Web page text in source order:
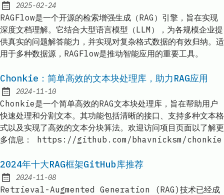
Published:
2025-02-24
RAGFlow是一个开源的检索增强生成（RAG）引擎，旨在实现
深度文档理解。它结合大型语言模型（LLM），为各规模企业提
供真实的问题解答能力，并实现对复杂格式数据的有效归纳。适
用于多种数据源，RAGFlow是推动智能应用的重要工具。
Chonkie：简单高效的文本块处理库，助力RAG应用
Published:
2024-11-10
Chonkie是一个简单高效的RAG文本块处理库，旨在帮助用户
快速处理和分割文本。其功能包括清晰的接口、支持多种文本格
式以及实现了高效的文本分块算法。欢迎访问项目页面以了解更
多信息： https://github.com/bhavnicksm/chonkie
2024年十大RAG框架GitHub库推荐
Published:
2024-11-08
Retrieval-Augmented Generation (RAG)技术已经成